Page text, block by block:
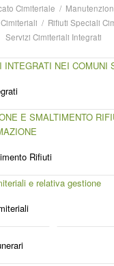
Cimiteriale /
/ Rifiuti Speciali
Servizi Cimiteriali Integrati
Rifiuti